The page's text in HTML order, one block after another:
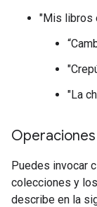
"Mis libros
"La
Puedes invocar
colecciones y
describe en la